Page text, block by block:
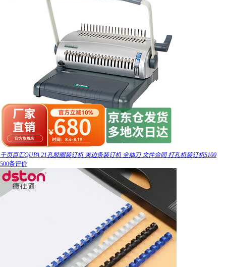
千页百汇QUPA 21孔胶圈装订机 夹边条装订机 全抽刀 文件合同 打孔机装订机S100
500条评价